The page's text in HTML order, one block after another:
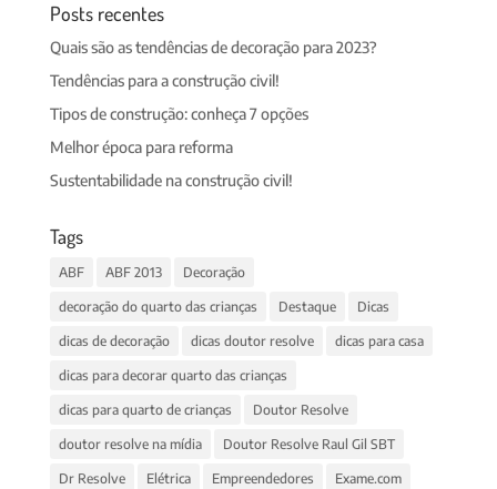
Posts recentes
Quais são as tendências de decoração para 2023?
Tendências para a construção civil!
Tipos de construção: conheça 7 opções
Melhor época para reforma
Sustentabilidade na construção civil!
Tags
ABF ABF 2013 Decoração
decoração do quarto das crianças Destaque Dicas
dicas de decoração dicas doutor resolve dicas para casa
dicas para decorar quarto das crianças
dicas para quarto de crianças Doutor Resolve
doutor resolve na mídia Doutor Resolve Raul Gil SBT
Dr Resolve Elétrica Empreendedores Exame.com